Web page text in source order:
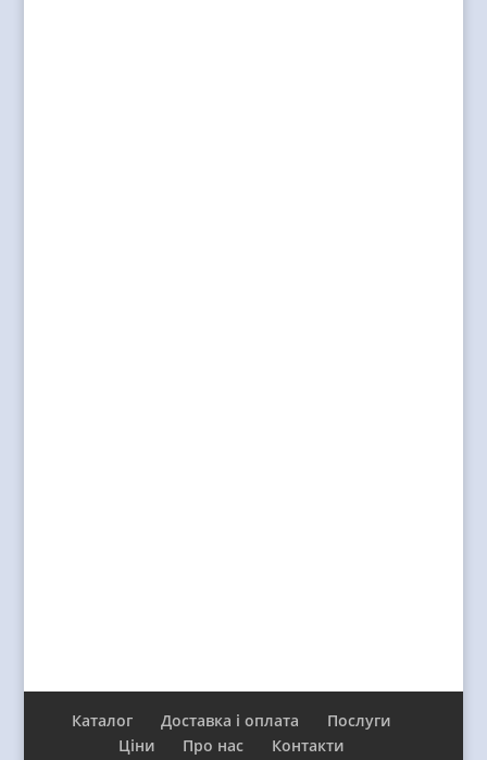
Каталог Доставка і оплата
Послуги
Ціни
Про нас Контакти